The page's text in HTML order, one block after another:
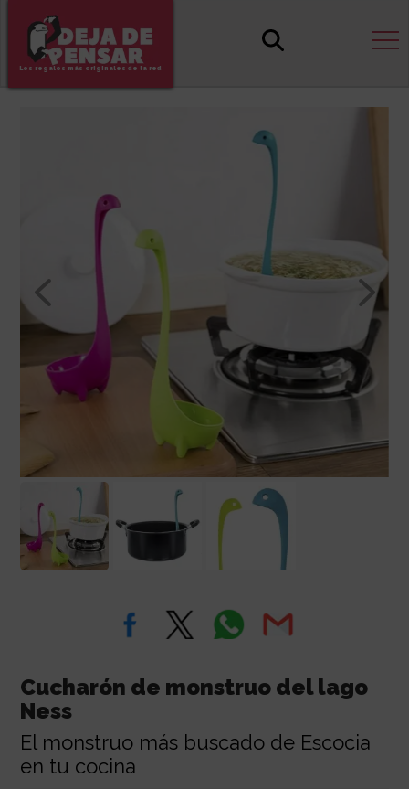
Los regalos más originales de la red
Cucharón de monstruo del lago
Ness
El monstruo más buscado de Escocia
en tu cocina